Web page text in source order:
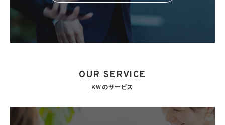
OUR SERVICE
KWのサービス